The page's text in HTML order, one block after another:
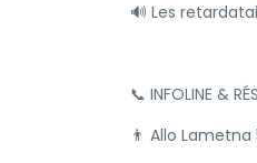
🔊 Les
📞 INFOLINE &
👨 Allo Lametna